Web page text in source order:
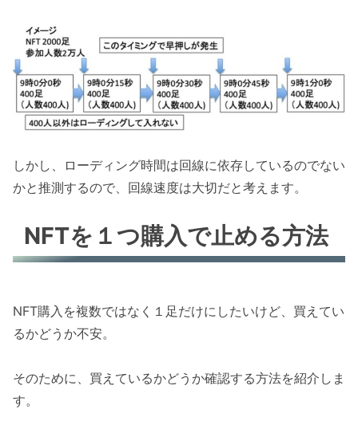
しかし、ローディング時間は回線に依存しているのでない
かと推測するので、回線速度は大切だと考えます。
NFTを１つ購入で止める方法
NFT購入を複数ではなく１足だけにしたいけど、買えてい
るかどうか不安。
そのために、買えているかどうか確認する方法を紹介しま
す。